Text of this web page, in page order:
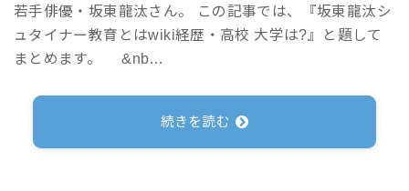
若手俳優・坂東龍汰さん。 この記事では、『坂東龍汰シ
ュタイナー教育とはwiki経歴・高校 大学は?』と題して
まとめます。 &nb…
続きを読む